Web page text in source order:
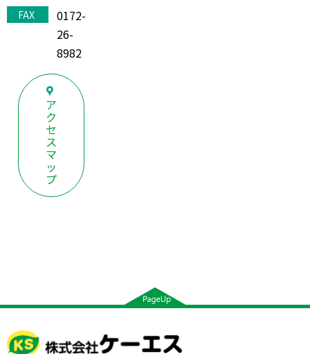
FAX
0172-
26-
8982
ア
ク
セ
ス
マ
ッ
プ